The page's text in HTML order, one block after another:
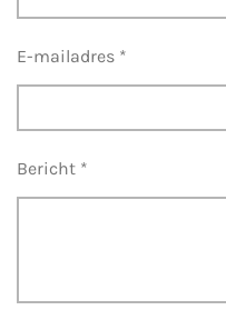
E-mailadres *
Bericht *